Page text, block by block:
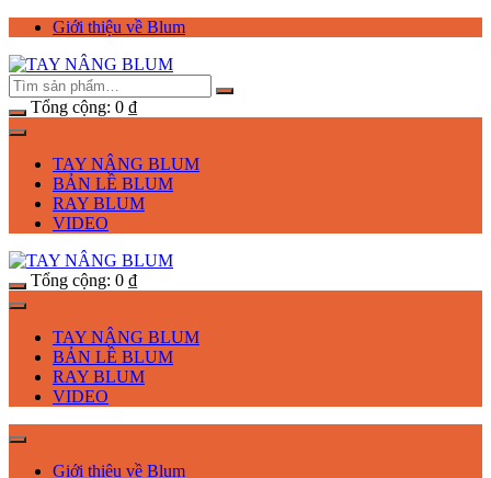
Chuyển
nội
dung
Giới thiệu về Blum
Tổng cộng: 0 ₫
TAY NÂNG BLUM
BẢN LỀ BLUM
RAY BLUM
VIDEO
Tổng cộng: 0 ₫
TAY NÂNG BLUM
BẢN LỀ BLUM
RAY BLUM
VIDEO
Giới thiệu về Blum